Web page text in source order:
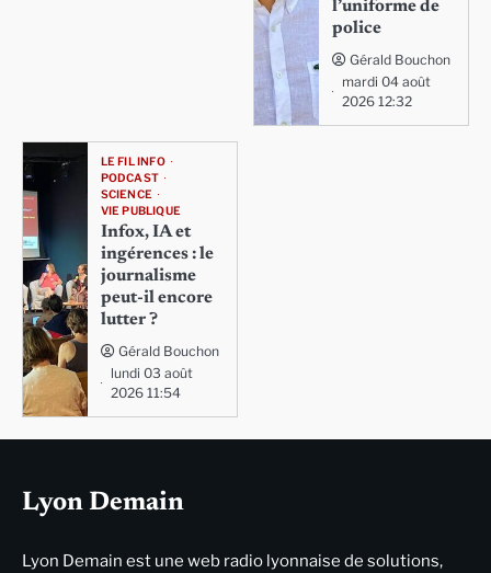
l’uniforme de
police
Gérald Bouchon
mardi 04 août
2026 12:32
LE FIL INFO
PODCAST
SCIENCE
VIE PUBLIQUE
Infox, IA et
ingérences : le
journalisme
peut-il encore
lutter ?
Gérald Bouchon
lundi 03 août
2026 11:54
Lyon Demain
Lyon Demain est une web radio lyonnaise de solutions,